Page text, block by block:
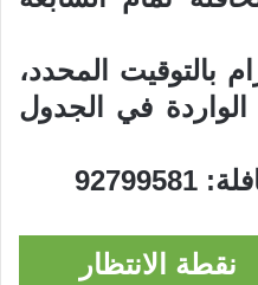
بالتوقيت المحدد،
الواردة في الجدول
نقطة الانتظار